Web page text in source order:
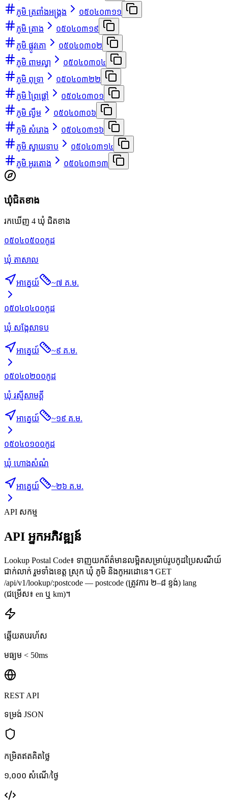
ភូមិ ត្រពាំងអង្គ្រង
០៥០៤០៣១១
ភូមិ ត្រាង
០៥០៤០៣១៩
ភូមិ ផ្លូវគោ
០៥០៤០៣០២
ភូមិ ពាមល្វា
០៥០៤០៣០៤
ភូមិ ពុទ្រា
០៥០៤០៣២២
ភូមិ ព្រៃផ្ដៅ
០៥០៤០៣០១
ភូមិ ល្ងឹម
០៥០៤០៣០៦
ភូមិ សំរោង
០៥០៤០៣១៦
ភូមិ ស្វាយទាប
០៥០៤០៣១៤
ភូមិ អូរតោង
០៥០៤០៣១៣
ឃុំជិតខាង
រកឃើញ 4 ឃុំ ជិតខាង
០៥០៤០៥០០កូដ
ឃុំ តាសាល
អាគ្នេយ៍ ~៧ គ.ម.
០៥០៤០៤០០កូដ
ឃុំ សង្កែសាទប
អាគ្នេយ៍ ~៩ គ.ម.
០៥០៤០២០០កូដ
ឃុំ រស្មីសាមគ្គី
អាគ្នេយ៍ ~១៩ គ.ម.
០៥០៤០១០០កូដ
ឃុំ ហោងសំណំ
អាគ្នេយ៍ ~២៦ គ.ម.
API សកម្ម
API អ្នកអភិវឌ្ឍន៍
Lookup Postal Code៖ ទាញយកព័ត៌មានលម្អិតសម្រាប់រូបកូដប្រៃសណីយ៍
ជាក់លាក់ រួមទាំងខេត្ត ស្រុក ឃុំ ភូមិ និងកូអរដោនេ។ GET
/api/v1/lookup/:postcode — postcode (ត្រូវការ ២–៨ ខ្ទង់) lang
(ជម្រើស៖ en ឬ km)។
ឆ្លើយតបរហ័ស
មធ្យម < 50ms
REST API
ទម្រង់ JSON
កម្រិតឥតគិតថ្លៃ
១,០០០ សំណើ/ថ្ងៃ